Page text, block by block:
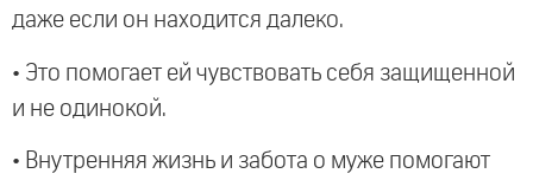
даже если он находится далеко.
• Это помогает ей чувствовать себя защищенной
и не одинокой.
• Внутренняя жизнь и забота о муже помогают